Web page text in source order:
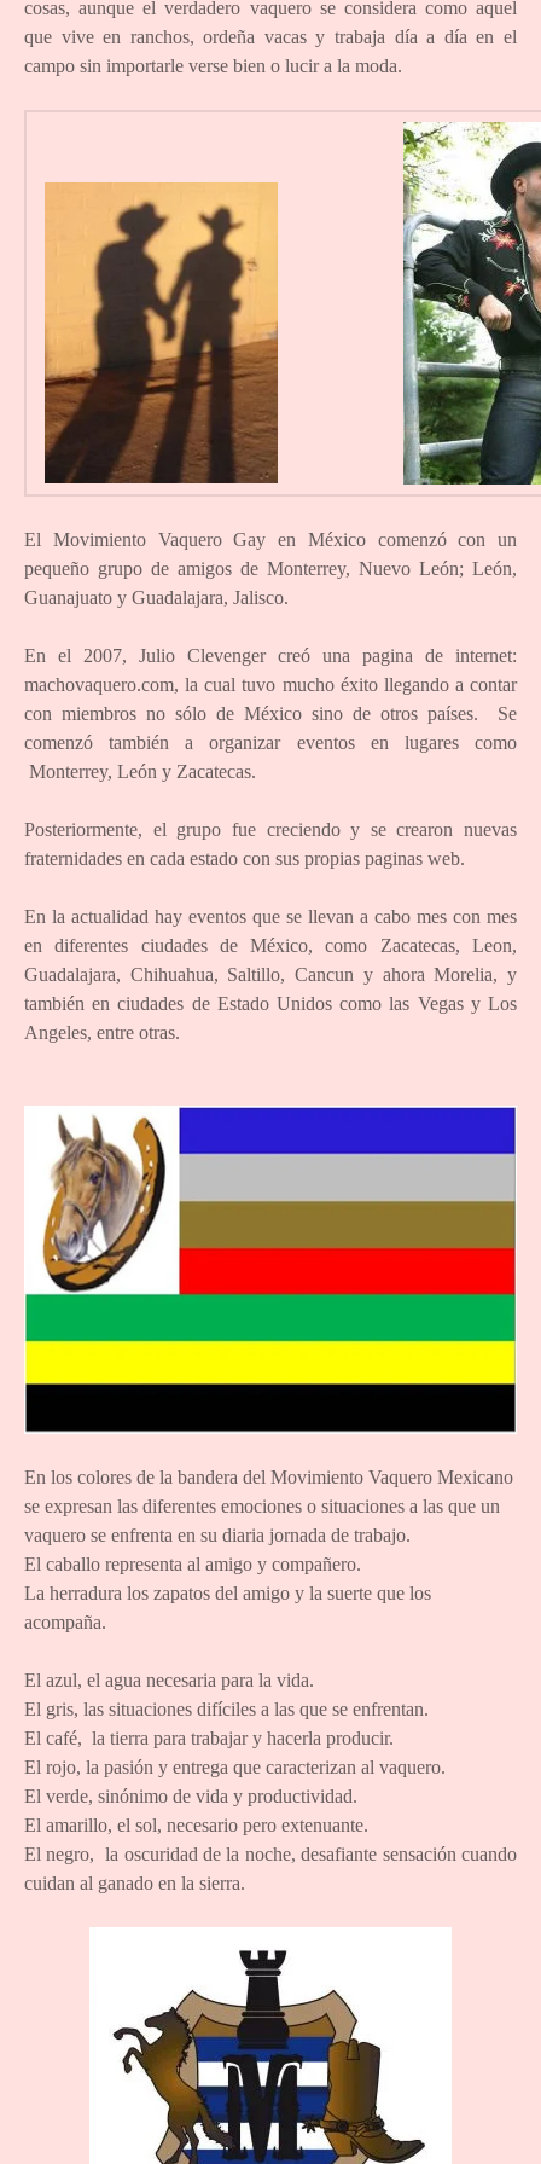
cosas, aunque el verdadero vaquero se considera como aquel
que vive en ranchos, ordeña vacas y trabaja día a día en el
campo sin importarle verse bien o lucir a la moda.
El Movimiento Vaquero Gay en México comenzó con un
pequeño grupo de amigos de Monterrey, Nuevo León; León,
Guanajuato y Guadalajara, Jalisco.
En el 2007, Julio Clevenger creó una pagina de internet:
machovaquero.com, la cual tuvo mucho éxito llegando a contar
con miembros no sólo de México sino de otros países. Se
comenzó también a organizar eventos en lugares como
Monterrey, León y Zacatecas.
Posteriormente, el grupo fue creciendo y se crearon nuevas
fraternidades en cada estado con sus propias paginas web.
En la actualidad hay eventos que se llevan a cabo mes con mes
en diferentes ciudades de México, como Zacatecas, Leon,
Guadalajara, Chihuahua, Saltillo, Cancun y ahora Morelia, y
también en ciudades de Estado Unidos como las Vegas y Los
Angeles, entre otras.
En los colores de la bandera del Movimiento Vaquero Mexicano
se expresan las diferentes emociones o situaciones a las que un
vaquero se enfrenta en su diaria jornada de trabajo.
El caballo representa al amigo y compañero.
La herradura los zapatos del amigo y la suerte que los
acompaña.
El azul, el agua necesaria para la vida.
El gris, las situaciones difíciles a las que se enfrentan.
El café, la tierra para trabajar y hacerla producir.
El rojo, la pasión y entrega que caracterizan al vaquero.
El verde, sinónimo de vida y productividad.
El amarillo, el sol, necesario pero extenuante.
El negro, la oscuridad de la noche, desafiante sensación cuando
cuidan al ganado en la sierra.